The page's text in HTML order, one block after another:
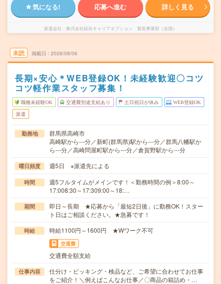
気になる! 応募へ進む 詳しく見る
派遣会社 株式会社綜合キャリアオプション 製造事業部（全国）
未読 掲載日 2026/08/06
長期×安心＊WEB登録OK！未経験歓迎〇コツ
コツ軽作業スタッフ募集！
職種未経験OK 交通費別途支給あり 土日祝日が休み WEB登録OK
派遣
勤務地
群馬県高崎市
高崎駅から---分／新町(群馬県)駅から---分／群馬八幡駅か
ら---分／高崎問屋町駅から---分／倉賀野駅から---分
曜日頻度 週5日 ※派遣先による
時間
週5フルタイムがメインです！＜勤務時間の例＞8:00～
17:008:30～17:309:00～18:…
期間
即日～長期 ★応募から「最短2日後」に勤務OK！スター
ト日はご相談ください。★急募です！
時給 時給1100円～1600円 ★Wワーク不可
交通費
交通費全額支給
仕事内容
仕分け・ピッキング・検品など、ご希望に合わせてお仕事
をご紹介！＼例えばこんなお仕事／〇商品の箱詰め・…